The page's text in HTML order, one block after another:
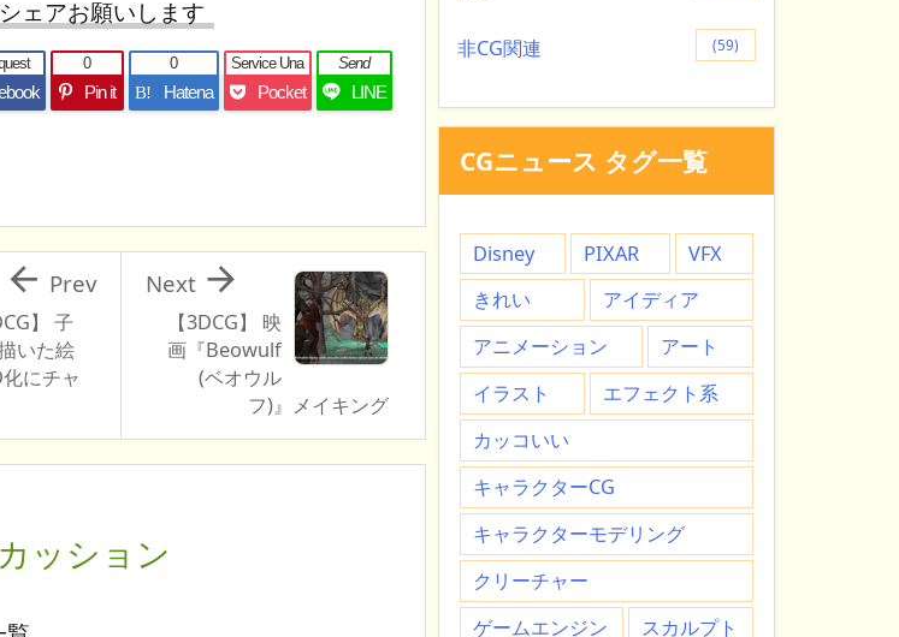
ェアお願いします
Pin it
0
B!
Hatena
0
Pocket
Service Una
LINE
Send
【3DCG】 映
画『Beowulf
(ベオウル
フ)』メイキング

Next
】 子
いた絵
にチャ
 Prev
ッション
非CG関連 (59)
CGニュース タグ一覧
Disney PIXAR
VFX
きれい
アイディア
アニメーション
アート
イラスト
エフェクト系
カッコいい
キャラクターCG
キャラクターモデリング
クリーチャー
ゲームエンジン
スカルプト